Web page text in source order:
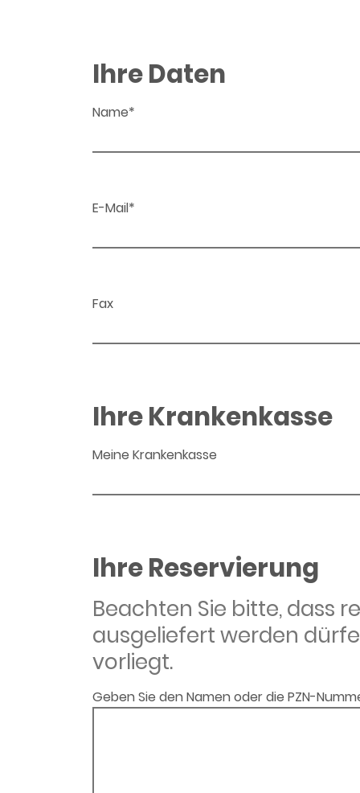
Ihre Daten
Name*
E-Mail*
Fax
Ihre Krankenkasse
Meine Krankenkasse
Ihre Reservierung
Beachten Sie bitte, dass
ausgeliefert werden
vorliegt.
Geben Sie den Namen oder die PZN-